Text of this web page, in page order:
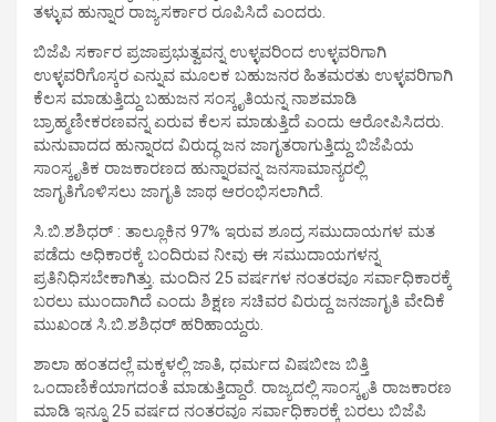
ತಳ್ಳುವ ಹುನ್ನಾರ ರಾಜ್ಯಸರ್ಕಾರ ರೂಪಿಸಿದೆ ಎಂದರು.
ಬಿಜೆಪಿ ಸರ್ಕಾರ ಪ್ರಜಾಪ್ರಭುತ್ವವನ್ನ ಉಳ್ಳವರಿಂದ ಉಳ್ಳವರಿಗಾಗಿ
ಉಳ್ಳವರಿಗೊಸ್ಕರ ಎನ್ನುವ ಮೂಲಕ ಬಹುಜನರ ಹಿತಮರತು ಉಳ್ಳವರಿಗಾಗಿ
ಕೆಲಸ ಮಾಡುತ್ತಿದ್ದು ಬಹುಜನ ಸಂಸ್ಕೃತಿಯನ್ನ ನಾಶಮಾಡಿ
ಬ್ರಾಹ್ಮಣೀಕರಣವನ್ನ ಏರುವ ಕೆಲಸ ಮಾಡುತ್ತಿದೆ ಎಂದು ಆರೋಪಿಸಿದರು.
ಮನುವಾದದ ಹುನ್ನಾರದ ವಿರುದ್ಧ ಜನ ಜಾಗೃತರಾಗುತ್ತಿದ್ದು ಬಿಜೆಪಿಯ
ಸಾಂಸ್ಕೃತಿಕ ರಾಜಕಾರಣದ ಹುನ್ನಾರವನ್ನ ಜನಸಾಮಾನ್ಯರಲ್ಲಿ
ಜಾಗೃತಿಗೊಳಿಸಲು ಜಾಗೃತಿ ಜಾಥ ಆರಂಭಿಸಲಾಗಿದೆ.
ಸಿ.ಬಿ.ಶಶಿಧರ್ : ತಾಲ್ಲೂಕಿನ 97% ಇರುವ ಶೂದ್ರ ಸಮುದಾಯಗಳ ಮತ
ಪಡೆದು ಅಧಿಕಾರಕ್ಕೆ ಬಂದಿರುವ ನೀವು ಈ ಸಮುದಾಯಗಳನ್ನ
ಪ್ರತಿನಿಧಿಸಬೇಕಾಗಿತ್ತು. ಮಂದಿನ 25 ವರ್ಷಗಳ ನಂತರವೂ ಸರ್ವಾಧಿಕಾರಕ್ಕೆ
ಬರಲು ಮುಂದಾಗಿದೆ ಎಂದು ಶಿಕ್ಷಣ ಸಚಿವರ ವಿರುದ್ದ ಜನಜಾಗೃತಿ ವೇದಿಕೆ
ಮುಖಂಡ ಸಿ.ಬಿ.ಶಶಿಧರ್ ಹರಿಹಾಯ್ದರು.
ಶಾಲಾ ಹಂತದಲ್ಲೆ ಮಕ್ಕಳಲ್ಲಿ ಜಾತಿ, ಧರ್ಮದ ವಿಷಬೀಜ ಬಿತ್ತಿ
ಒಂದಾಣಿಕೆಯಾಗದಂತೆ ಮಾಡುತ್ತಿದ್ದಾರೆ. ರಾಜ್ಯದಲ್ಲಿ ಸಾಂಸ್ಕೃತಿ ರಾಜಕಾರಣ
ಮಾಡಿ ಇನ್ನೂ 25 ವರ್ಷದ ನಂತರವೂ ಸರ್ವಾಧಿಕಾರಕ್ಕೆ ಬರಲು ಬಿಜೆಪಿ